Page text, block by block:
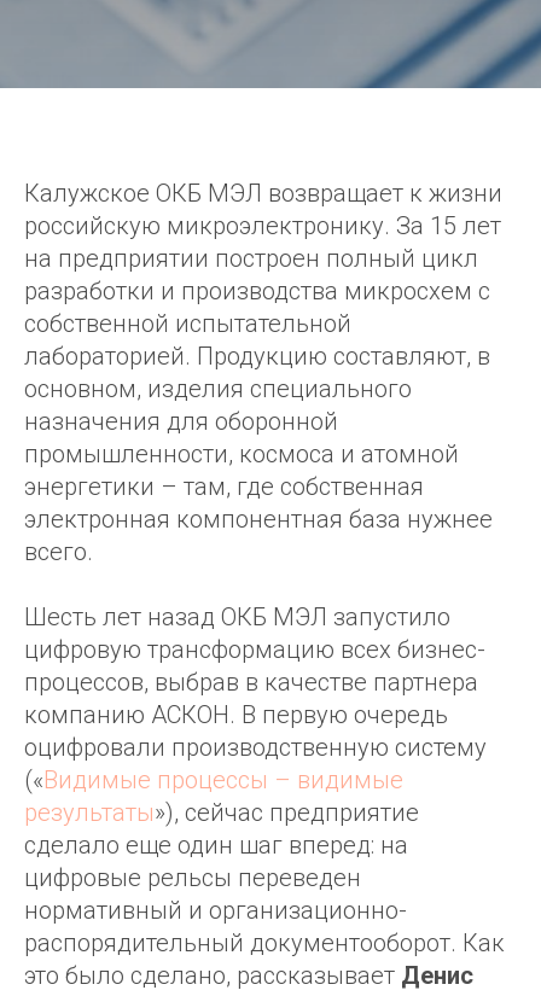
Калужское ОКБ МЭЛ возвращает к жизни
российскую микроэлектронику. За 15 лет
на предприятии построен полный цикл
разработки и производства микросхем с
собственной испытательной
лабораторией. Продукцию составляют, в
основном, изделия специального
назначения для оборонной
промышленности, космоса и атомной
энергетики – там, где собственная
электронная компонентная база нужнее
всего.
Шесть лет назад ОКБ МЭЛ запустило
цифровую трансформацию всех бизнес-
процессов, выбрав в качестве партнера
компанию АСКОН. В первую очередь
оцифровали производственную систему
(«Видимые процессы – видимые
результаты»), сейчас предприятие
сделало еще один шаг вперед: на
цифровые рельсы переведен
нормативный и организационно-
распорядительный документооборот. Как
это было сделано, рассказывает Денис